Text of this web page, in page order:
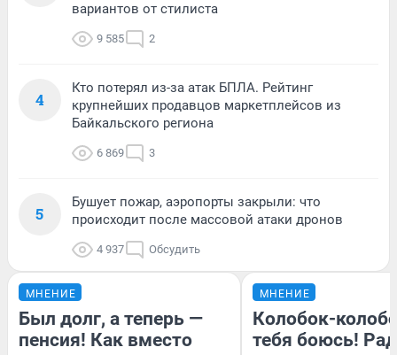
вариантов от стилиста
9 585 2
4
Кто потерял из-за атак БПЛА. Рейтинг
крупнейших продавцов маркетплейсов из
Байкальского региона
6 869 3
5
Бушует пожар, аэропорты закрыли: что
происходит после массовой атаки дронов
4 937 Обсудить
МНЕНИЕ
Был долг, а теперь —
пенсия! Как вместо
МНЕНИЕ
Колобок-
тебя боюсь!